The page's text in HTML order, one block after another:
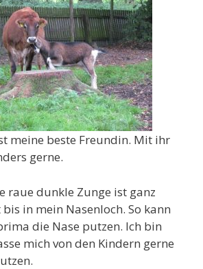
meine beste Freundin. Mit ihr
gerne.
raue dunkle Zunge ist ganz
in mein Nasenloch. So kann
die Nase putzen. Ich bin
mich von den Kindern gerne